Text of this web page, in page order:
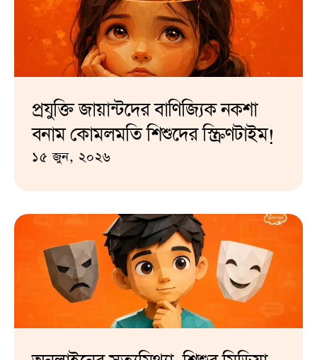
প্রযুক্তি জায়ান্টদের বাণিজ্যিক নকশা
বনাম কোমলমতি শিশুদের স্ক্রিণটাইম!
১৫ জুন, ২০২৬